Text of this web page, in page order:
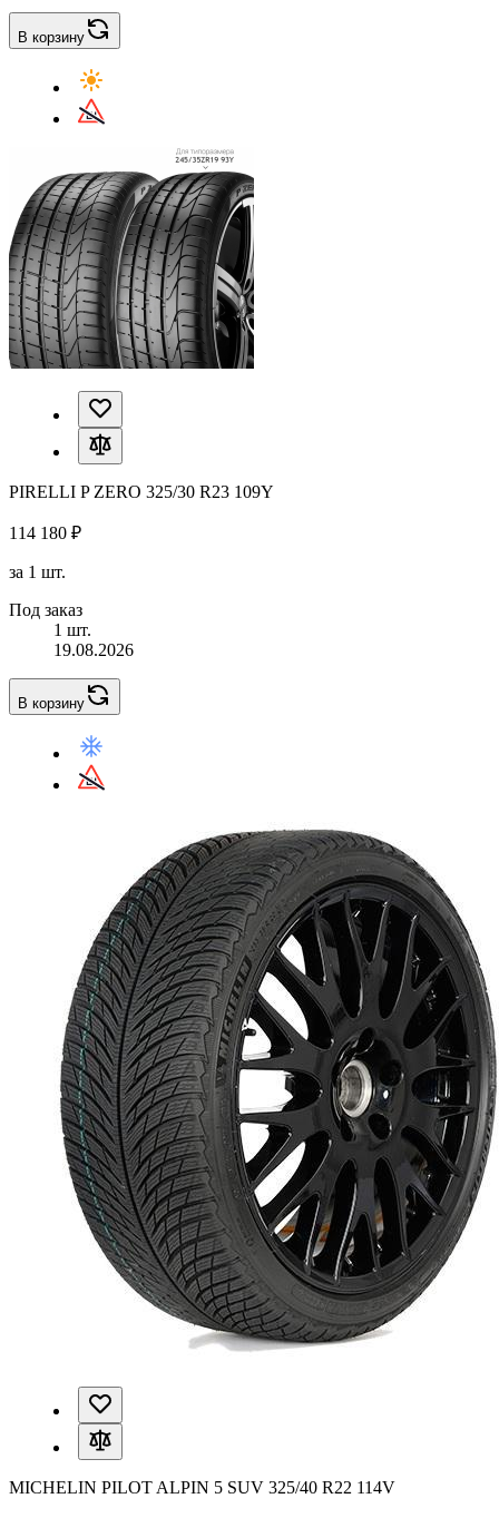
В корзину
PIRELLI P ZERO 325/30 R23 109Y
114 180 ₽
за 1 шт.
Под заказ
1 шт.
19.08.2026
В корзину
MICHELIN PILOT ALPIN 5 SUV 325/40 R22 114V